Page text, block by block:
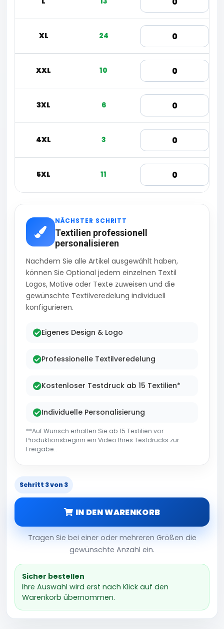
XL 24
XXL 10
3XL 6
4XL 3
5XL 11
NÄCHSTER SCHRITT
Textilien professionell
personalisieren
Nachdem Sie alle Artikel ausgewählt haben,
können Sie Optional jedem einzelnen Textil
Logos, Motive oder Texte zuweisen und die
gewünschte Textilveredelung individuell
konfigurieren.
Eigenes Design & Logo
Professionelle Textilveredelung
Kostenloser Testdruck ab 15 Textilien*
Individuelle Personalisierung
**Auf Wunsch erhalten Sie ab 15 Textilien vor
Produktionsbeginn ein Video Ihres Testdrucks zur
Freigabe..
Schritt 3 von 3
IN DEN WARENKORB
Tragen Sie bei einer oder mehreren Größen die
gewünschte Anzahl ein.
Sicher bestellen
Ihre Auswahl wird erst nach Klick auf den
Warenkorb übernommen.